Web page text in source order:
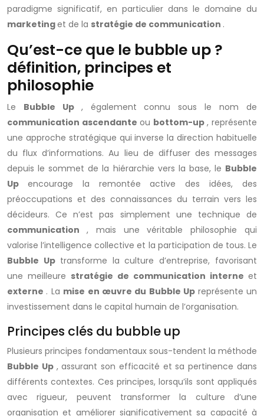
paradigme significatif, en particulier dans le domaine du
marketinget de la stratégie de communication .
Qu’est-ce que le bubble up ?
définition, principes et
philosophie
Le Bubble Up , également connu sous le nom de
communication ascendante ou bottom-up , représente
une approche stratégique qui inverse la direction habituelle
du flux d’informations. Au lieu de diffuser des messages
depuis le sommet de la hiérarchie vers la base, le Bubble
Up encourage la remontée active des idées, des
préoccupations et des connaissances du terrain vers les
décideurs. Ce n’est pas simplement une technique de
communication , mais une véritable philosophie qui
valorise l’intelligence collective et la participation de tous. Le
Bubble Up transforme la culture d’entreprise, favorisant
une meilleure stratégie de communication interne et
externe . La mise en œuvre du Bubble Up représente un
investissement dans le capital humain de l’organisation.
Principes clés du bubble up
Plusieurs principes fondamentaux sous-tendent la méthode
Bubble Up , assurant son efficacité et sa pertinence dans
différents contextes. Ces principes, lorsqu’ils sont appliqués
avec rigueur, peuvent transformer la culture d’une
organisation et améliorer significativement sa capacité à